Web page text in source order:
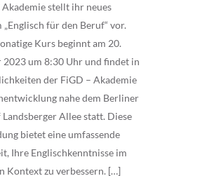
Akademie stellt ihr neues
„Englisch für den Beruf“ vor.
Kurs beginnt am 20.
2023 um 8:30 Uhr und findet in
der FiGD – Akademie
nahe dem Berliner
Landsberger Allee statt. Diese
bietet eine umfassende
Ihre Englischkenntnisse im
Kontext zu verbessern. […]